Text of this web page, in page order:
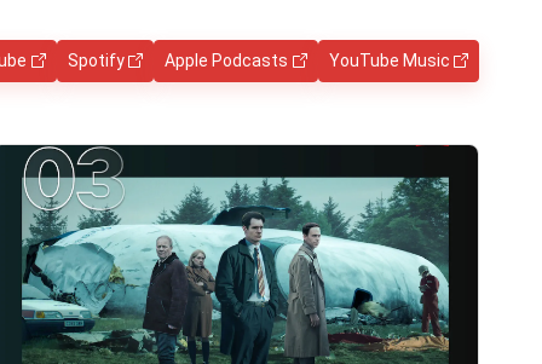
Spotify Apple Podcasts YouTube Music